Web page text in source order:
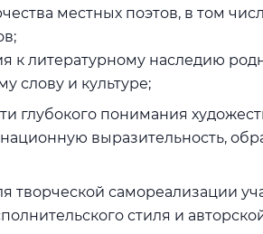
местных поэтов, в том
к литературному наследию
слову и культуре;
глубокого понимания
выразительность,
творческой самореализации
стиля и